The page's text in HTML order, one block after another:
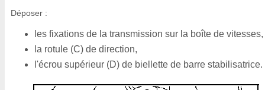
Déposer :
les fixations de la transmission sur la boîte de vitesses,
la rotule (C) de direction,
l'écrou supérieur (D) de biellette de barre stabilisatrice.